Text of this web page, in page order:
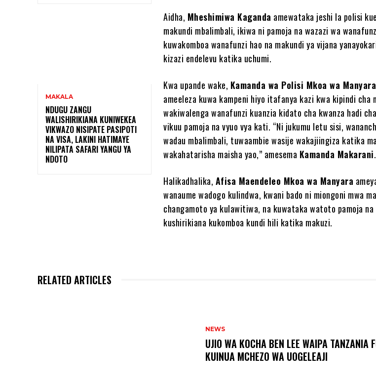
MAKALA
NDUGU ZANGU
WALISHIRIKIANA KUNIWEKEA
VIKWAZO NISIPATE PASIPOTI
NA VISA, LAKINI HATIMAYE
NILIPATA SAFARI YANGU YA
NDOTO
Aidha, Mheshimiwa Kaganda amewataka jeshi la polisi
makundi mbalimbali, ikiwa ni pamoja na wazazi wa
kuwakomboa wanafunzi hao na makundi ya vijana
kizazi endelevu katika uchumi.
Kwa upande wake, Kamanda wa Polisi Mkoa wa
ameeleza kuwa kampeni hiyo itafanya kazi kwa kipindi
wakiwalenga wanafunzi kuanzia kidato cha kwanza hadi
vikuu pamoja na vyuo vya kati. “Ni jukumu letu sisi,
wadau mbalimbali, tuwaambie wasije wakajiingiza katika
wakahatarisha maisha yao,” amesema Kamanda Makarani.
Halikadhalika, Afisa Maendeleo Mkoa wa Manyara
wanaume wadogo kulindwa, kwani bado ni miongoni mwa
changamoto ya kulawitiwa, na kuwataka watoto pamoja na
kushirikiana kukomboa kundi hili katika makuzi.
RELATED ARTICLES
NEWS
UJIO WA KOCHA BEN LEE WAIPA TANZANIA
KUINUA MCHEZO WA UOGELEAJI